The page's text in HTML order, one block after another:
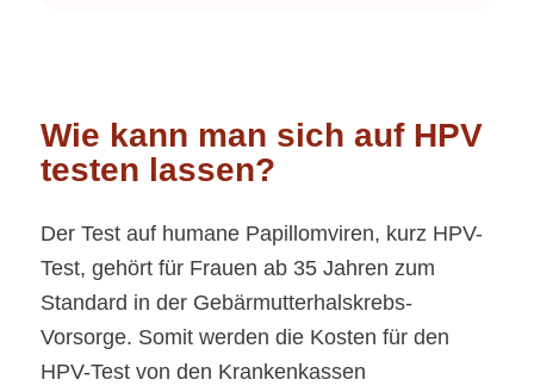
Wie kann man sich auf HPV
testen lassen?
Der Test auf humane Papillomviren, kurz HPV-
Test, gehört für Frauen ab 35 Jahren zum
Standard in der Gebärmutterhalskrebs-
Vorsorge. Somit werden die Kosten für den
HPV-Test von den Krankenkassen